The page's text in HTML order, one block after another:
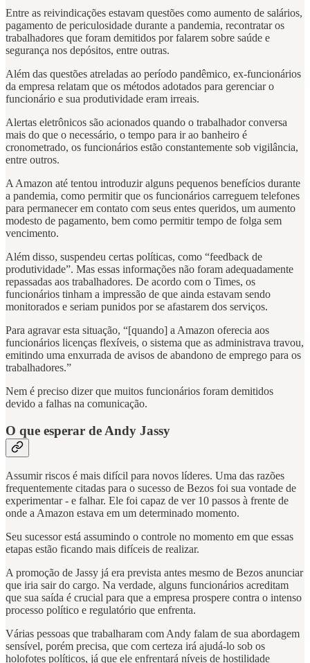
Entre as reivindicações estavam questões como aumento de salários,
pagamento de periculosidade durante a pandemia, recontratar os
trabalhadores que foram demitidos por falarem sobre saúde e
segurança nos depósitos, entre outras.
Além das questões atreladas ao período pandêmico, ex-funcionários
da empresa relatam que os métodos adotados para gerenciar o
funcionário e sua produtividade eram irreais.
Alertas eletrônicos são acionados quando o trabalhador conversa
mais do que o necessário, o tempo para ir ao banheiro é
cronometrado, os funcionários estão constantemente sob vigilância,
entre outros.
A Amazon até tentou introduzir alguns pequenos benefícios durante
a pandemia, como permitir que os funcionários carreguem telefones
para permanecer em contato com seus entes queridos, um aumento
modesto de pagamento, bem como permitir tempo de folga sem
vencimento.
Além disso, suspendeu certas políticas, como “feedback de
produtividade”. Mas essas informações não foram adequadamente
repassadas aos trabalhadores. De acordo com o Times, os
funcionários tinham a impressão de que ainda estavam sendo
monitorados e seriam punidos por se afastarem dos serviços.
Para agravar esta situação, “[quando] a Amazon oferecia aos
funcionários licenças flexíveis, o sistema que as administrava travou,
emitindo uma enxurrada de avisos de abandono de emprego para os
trabalhadores.”
Nem é preciso dizer que muitos funcionários foram demitidos
devido a falhas na comunicação.
O que esperar de Andy Jassy
Assumir riscos é mais difícil para novos líderes. Uma das razões
frequentemente citadas para o sucesso de Bezos foi sua vontade de
experimentar - e falhar. Ele foi capaz de ver 10 passos à frente de
onde a Amazon estava em um determinado momento.
Seu sucessor está assumindo o controle no momento em que essas
etapas estão ficando mais difíceis de realizar.
A promoção de Jassy já era prevista antes mesmo de Bezos anunciar
que iria sair do cargo. Na verdade, alguns funcionários acreditam
que sua saída é crucial para que a empresa prospere contra o intenso
processo político e regulatório que enfrenta.
Várias pessoas que trabalharam com Andy falam de sua abordagem
sensível, porém precisa, que com certeza irá ajudá-lo sob os
holofotes políticos, já que ele enfrentará níveis de hostilidade